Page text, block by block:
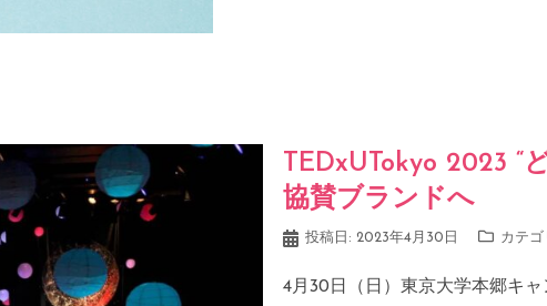
TEDxUTokyo 2023 “
協賛ブランドへ
投稿日: 2023年4月30日 カテゴ
4月30日（日）東京大学本郷キ